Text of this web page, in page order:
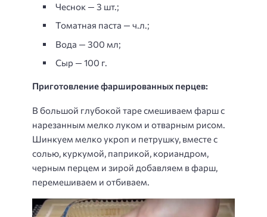
Чеснок — 3 шт.;
Томатная паста — ч.л.;
Вода — 300 мл;
Сыр — 100 г.
Приготовление фаршированных перцев:
В большой глубокой таре смешиваем фарш с
нарезанным мелко луком и отварным рисом.
Шинкуем мелко укроп и петрушку, вместе с
солью, куркумой, паприкой, кориандром,
черным перцем и зирой добавляем в фарш,
перемешиваем и отбиваем.